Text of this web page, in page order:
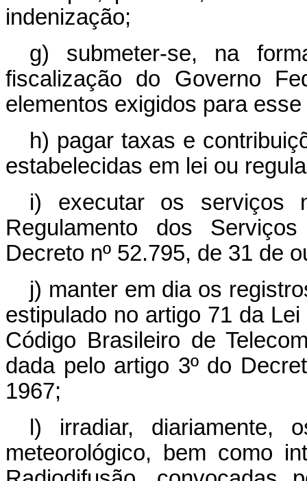
indenização;
g) submeter-se, na
fiscalização do Governo
elementos exigidos para esse
h) pagar taxas e
estabelecidas em lei ou
i) executar os serviços
Regulamento dos
Decreto nº 52.795, de 31 de
j) manter em dia os
estipulado no artigo 71 da
Código Brasileiro de
dada pelo artigo 3º do
1967;
l) irradiar, diariamente,
meteorológico, bem como